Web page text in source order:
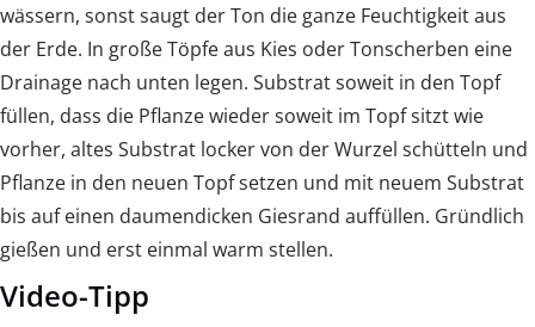
wässern, sonst saugt der Ton die ganze Feuchtigkeit aus
der Erde. In große Töpfe aus Kies oder Tonscherben eine
Drainage nach unten legen. Substrat soweit in den Topf
füllen, dass die Pflanze wieder soweit im Topf sitzt wie
vorher, altes Substrat locker von der Wurzel schütteln und
Pflanze in den neuen Topf setzen und mit neuem Substrat
bis auf einen daumendicken Giesrand auffüllen. Gründlich
gießen und erst einmal warm stellen.
Video-Tipp